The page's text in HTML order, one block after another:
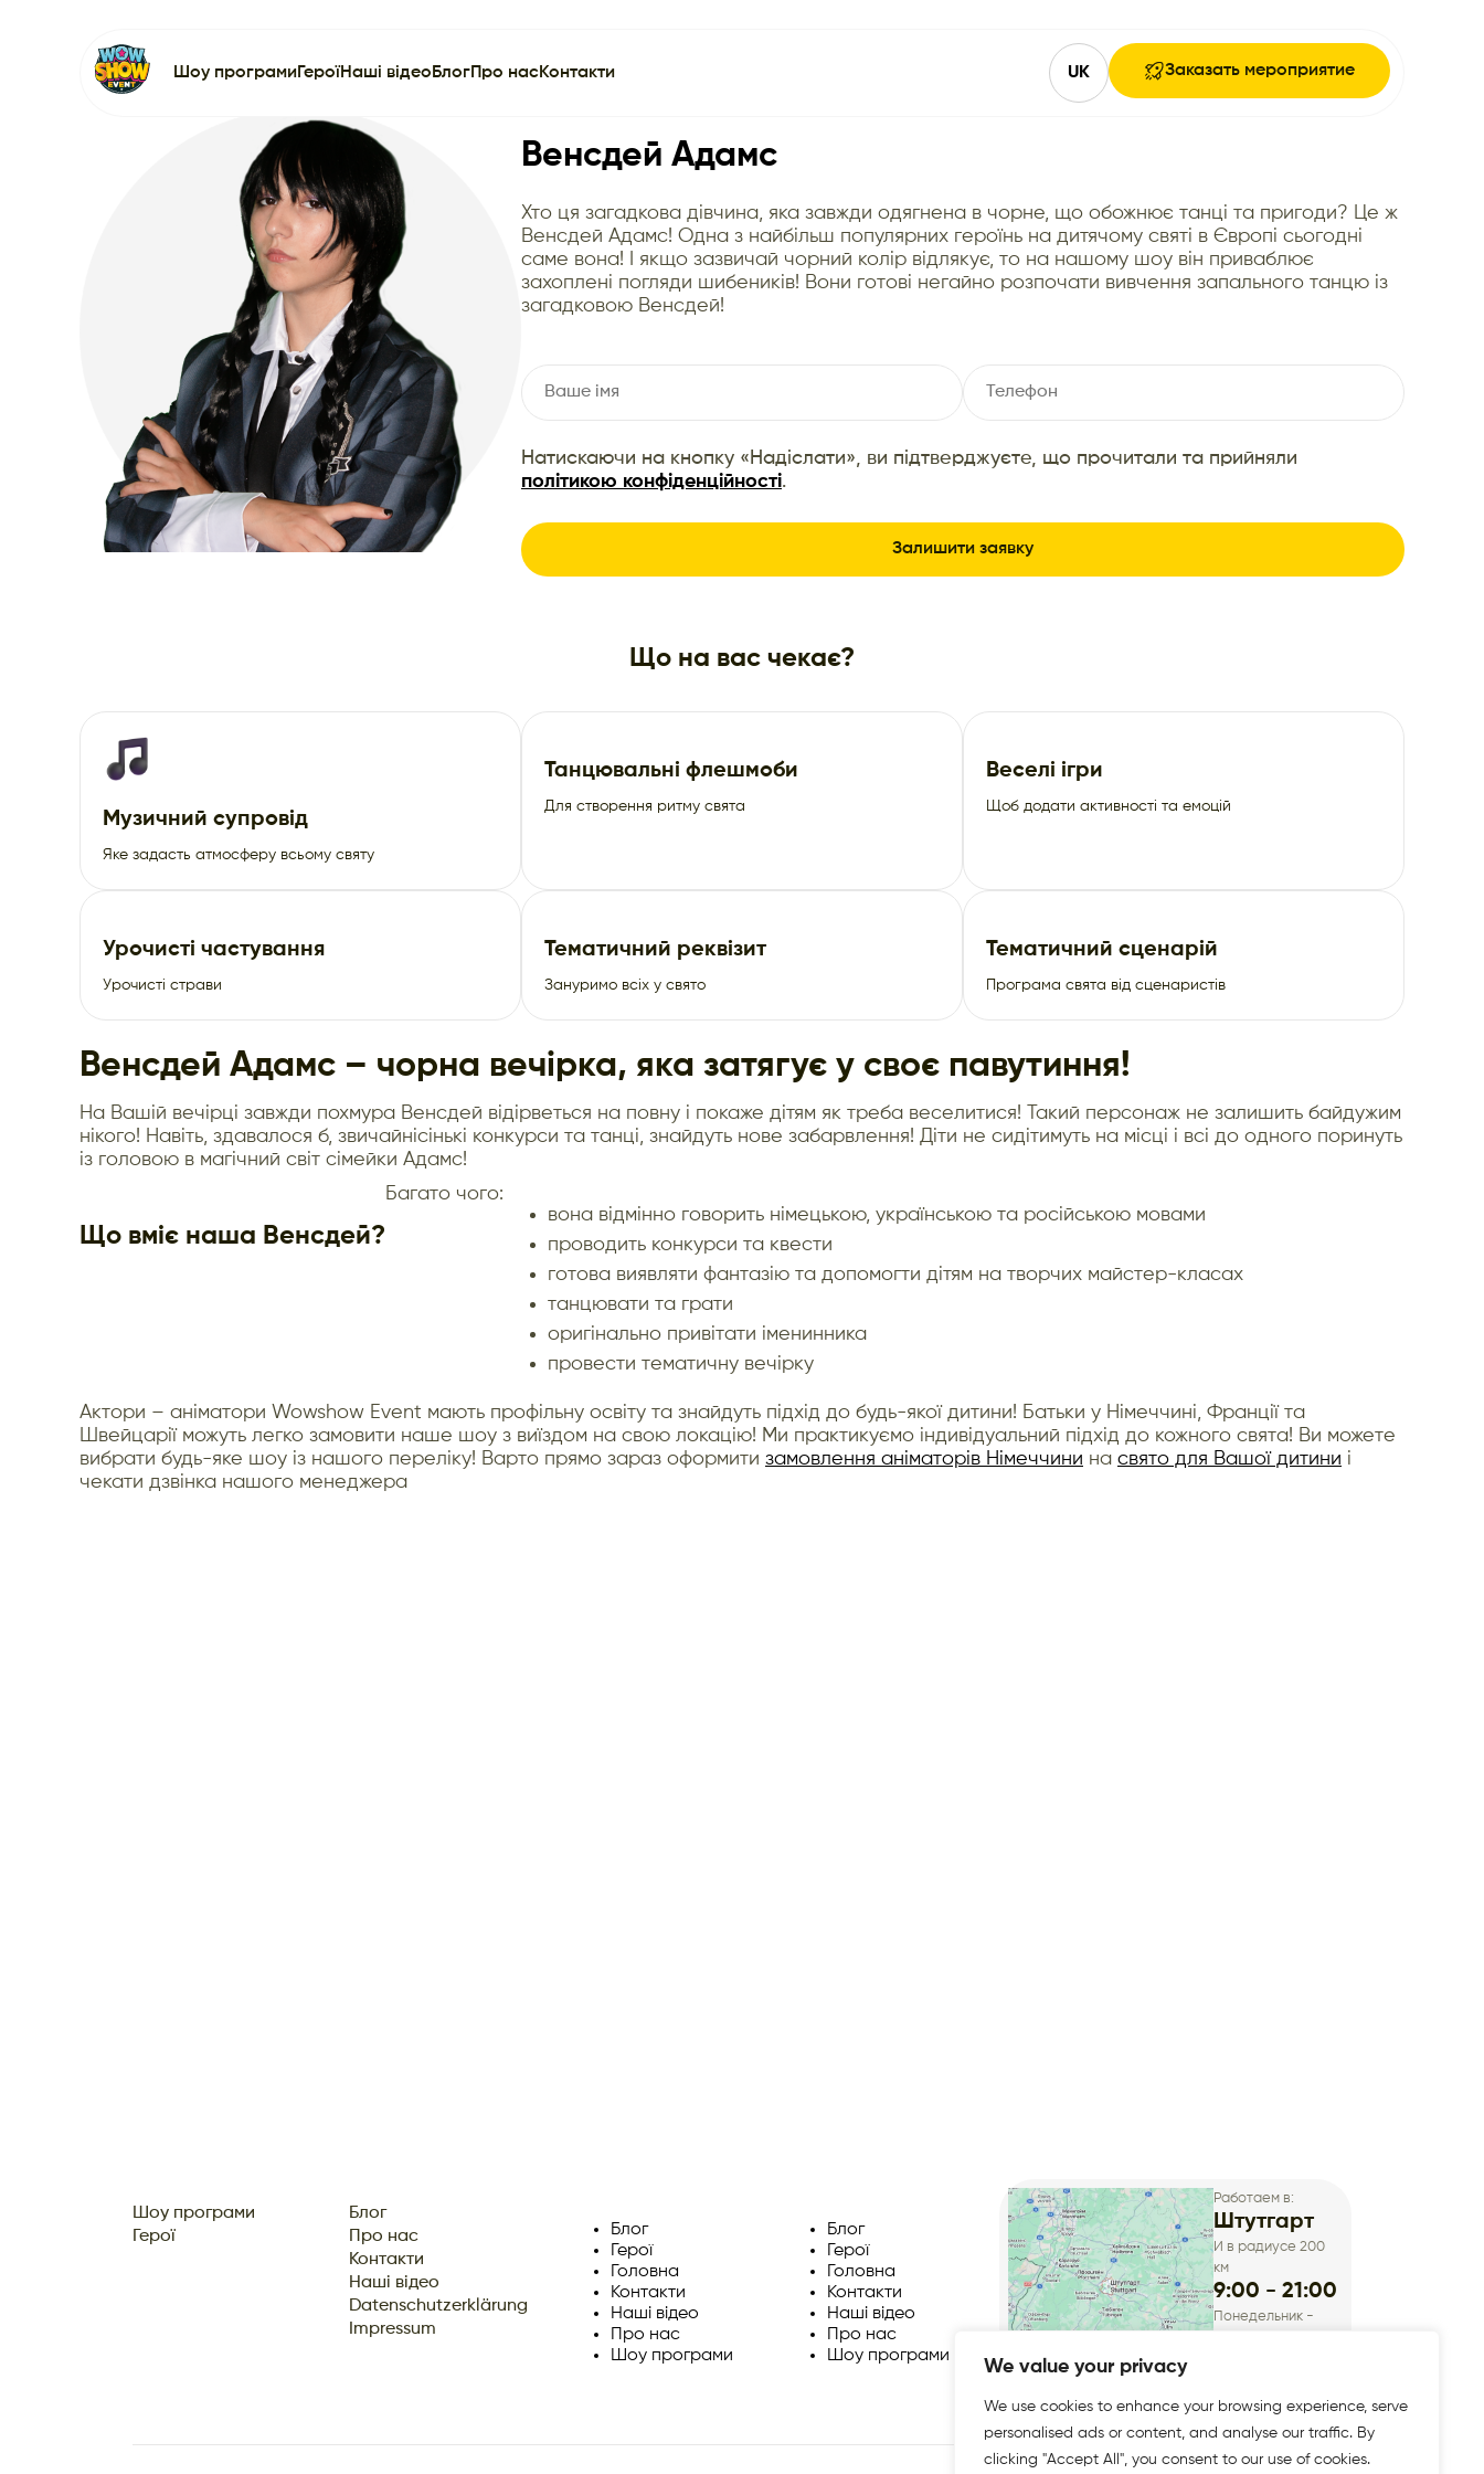
We value your privacy
We use cookies to enhance your browsing experience, serve
personalised ads or content, and analyse our traffic. By
clicking "Accept All", you consent to our use of cookies.
Шоу програмиГероїНаші відео БлогПро насКонтакти UK Заказать мероприятие
Венсдей Адамс
Хто ця загадкова дівчина, яка завжди одягнена в чорне, що обожнює танці та пригоди? Це ж
Венсдей Адамс! Одна з найбільш популярних героїнь на дитячому святі в Європі сьогодні
саме вона! І якщо зазвичай чорний колір відлякує, то на нашому шоу він приваблює
захоплені погляди шибеників! Вони готові негайно розпочати вивчення запального танцю із
загадковою Венсдей!
Натискаючи на кнопку «Надіслати», ви підтверджуєте, що прочитали та прийняли
політикою конфіденційності.
Що на вас чекає?
Музичний супровід
Яке задасть атмосферу всьому святу
Танцювальні флешмоби
Для створення ритму свята
Веселі ігри
Щоб додати активності та емоцій
Урочисті частування
Урочисті страви
Тематичний реквізит
Зануримо всіх у свято
Тематичний сценарій
Програма свята від сценаристів
Венсдей Адамс – чорна вечірка, яка затягує у своє павутиння!
На Вашій вечірці завжди похмура Венсдей відірветься на повну і покаже дітям як треба веселитися! Такий персонаж не залишить байдужим
нікого! Навіть, здавалося б, звичайнісінькі конкурси та танці, знайдуть нове забарвлення! Діти не сидітимуть на місці і всі до одного поринуть
із головою в магічний світ сімейки Адамс!
Що вміє наша Венсдей?
Багато чого:
вона відмінно говорить німецькою, українською та російською мовами
проводить конкурси та квести
готова виявляти фантазію та допомогти дітям на творчих майстер-класах
танцювати та грати
оригінально привітати іменинника
провести тематичну вечірку
Актори – аніматори Wowshow Event мають профільну освіту та знайдуть підхід до будь-якої дитини! Батьки у Німеччині, Франції та
Швейцарії можуть легко замовити наше шоу з виїздом на свою локацію! Ми практикуємо індивідуальний підхід до кожного свята! Ви можете
вибрати будь-яке шоу із нашого переліку! Варто прямо зараз оформити замовлення аніматорів Німеччини на свято для Вашої дитини і
чекати дзвінка нашого менеджера
Шоу програми
Герої
Блог
Про нас
Контакти
Наші відео
Datenschutzerklärung
Impressum
Блог
Герої
Головна
Контакти
Наші відео
Про нас
Шоу програми
Блог
Герої
Головна
Контакти
Наші відео
Про нас
Шоу програми
Работаем в:
Штутгарт
И в радиусе 200
км
9:00 - 21:00
Понедельник -